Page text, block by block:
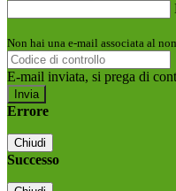
Non hai una e-mail associata al
E-mail inviata, si prega di
Errore
Chiudi
Successo